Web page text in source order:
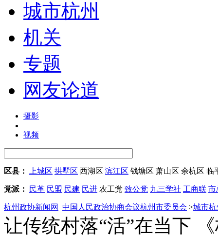
城市杭州
机关
专题
网友论道
摄影
视频
区县： 上城区 拱墅区 西湖区 滨江区 钱塘区 萧山区 余杭区 临
党派： 民革 民盟 民建 民进 农工党 致公党 九三学社 工商联 市
杭州政协新闻网 中国人民政治协商会议杭州市委员会 >城市杭
让传统村落“活”在当下